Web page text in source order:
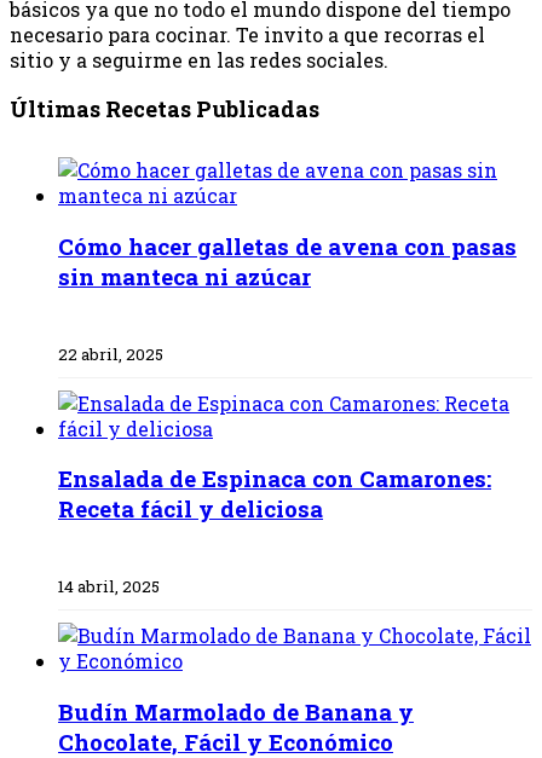
básicos ya que no todo el mundo dispone del tiempo
necesario para cocinar. Te invito a que recorras el
sitio y a seguirme en las redes sociales.
Últimas Recetas Publicadas
Cómo hacer galletas de avena con pasas
sin manteca ni azúcar
22 abril, 2025
Ensalada de Espinaca con Camarones:
Receta fácil y deliciosa
14 abril, 2025
Budín Marmolado de Banana y
Chocolate, Fácil y Económico